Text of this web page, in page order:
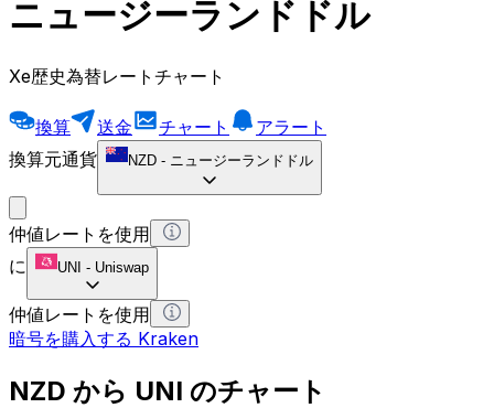
ニュージーランドドル
Xe歴史為替レートチャート
換算 送金 チャート
アラート
換算元通貨
NZD - ニュージーランドドル
仲値レートを使用
に
UNI - Uniswap
仲値レートを使用
暗号を購入する Kraken
NZD から UNI のチャート